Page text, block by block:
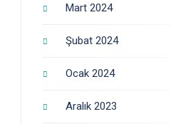
Mart 2024
Şubat 2024
Ocak 2024
Aralık 2023